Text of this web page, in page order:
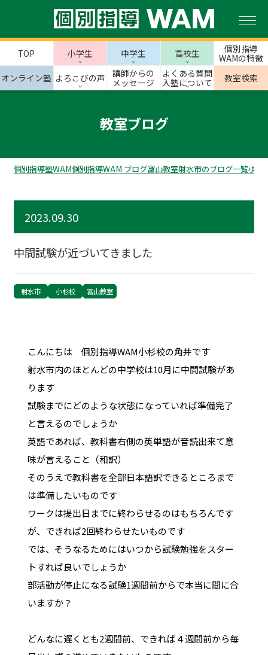
TOP 小学生 中学生 高校生
個別指導
WAMの特徴
オンライン塾 よろこびの声
講師からの
メッセージ
よくある質問
入塾について
教室検索
教室ブログ
個別指導塾WAM個別指導WAM ブログ富山教室射水市のブログ一覧小杉
2023.09.30
中間試験が近づいてきました
射水市 小杉校 富山教室
こんにちは 個別指導WAM小杉校の角井です
射水市内のほとんどの中学校は10月に中間試験があ
ります
試験までにどのような状態になっていれば準備完了
と言えるのでしょうか
英語であれば、教科書右側の英単語が音読出来て意
味が言えること（和訳）
そのうえで教科書を全部日本語訳できるところまで
は準備したいものです
ワークは提出日までに終わらせるのはもちろんです
が、できれば2回終わらせたいものです
では、そうなるためにはいつから試験勉強をスター
トすれば良いでしょうか
部活動が停止になる試験1週間前からで本当に間に合
いますか？
どんなに遅くとも2週間前、できれば４週間前から毎